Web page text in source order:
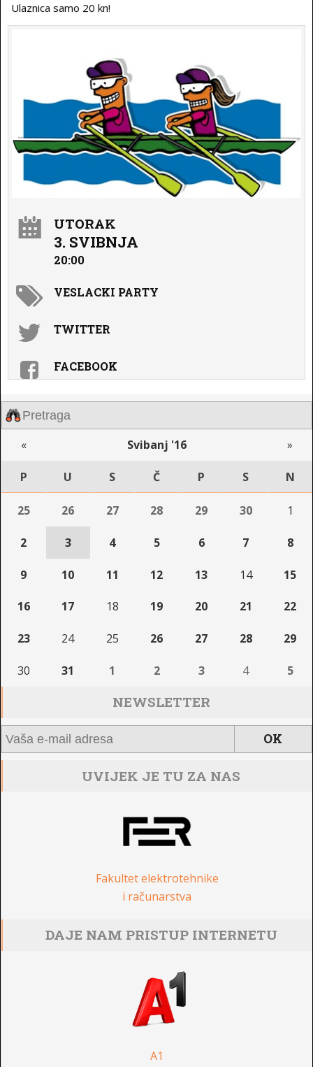
Ulaznica samo 20 kn!
UTORAK
3. SVIBNJA
20:00
VESLACKI PARTY
TWITTER
FACEBOOK
« Svibanj '16 »
P U S Č P S N
25 26 27 28 29 30 1
2 3 4 5 6 7 8
9 10 11 12 13 14 15
16 17 18 19 20 21 22
23 24 25 26 27 28 29
30 31 1 2 3 4 5
NEWSLETTER
UVIJEK JE TU ZA NAS
Fakultet elektrotehnike
i računarstva
DAJE NAM PRISTUP INTERNETU
A1